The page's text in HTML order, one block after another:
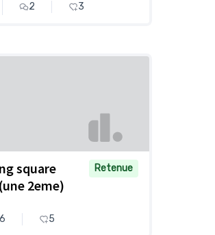
2 3
square
2eme)
Retenue
6 5